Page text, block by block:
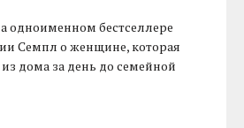
одноименном бестселлере
Семпл о женщине, которая
из дома за день до семейной